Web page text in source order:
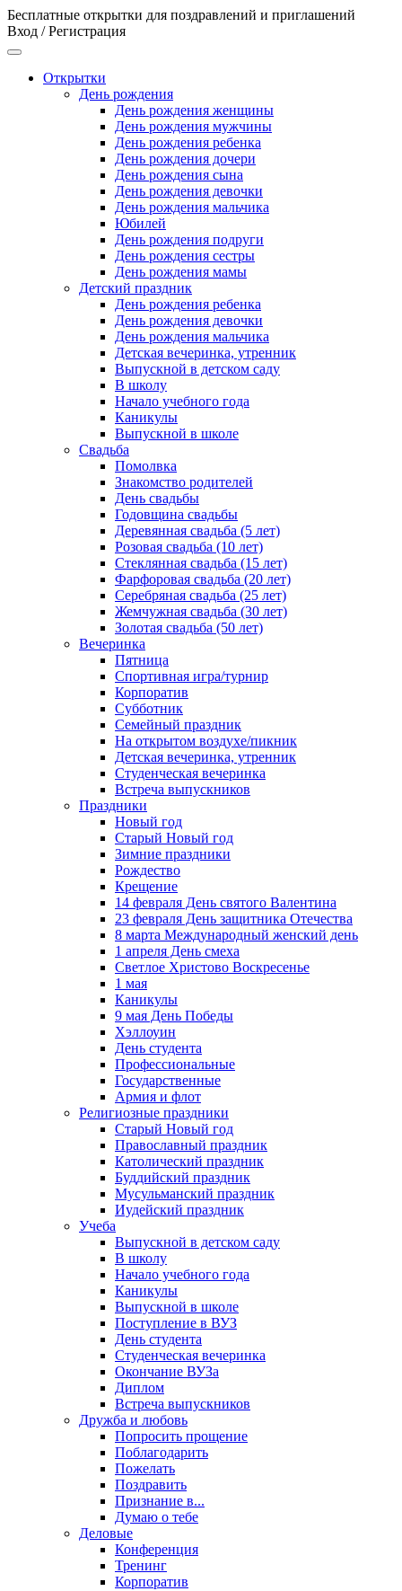
Бесплатные открытки для поздравлений и приглашений
Вход / Регистрация
Открытки
День рождения
День рождения женщины
День рождения мужчины
День рождения ребенка
День рождения дочери
День рождения сына
День рождения девочки
День рождения мальчика
Юбилей
День рождения подруги
День рождения сестры
День рождения мамы
Детский праздник
День рождения ребенка
День рождения девочки
День рождения мальчика
Детская вечеринка, утренник
Выпускной в детском саду
В школу
Начало учебного года
Каникулы
Выпускной в школе
Свадьба
Помолвка
Знакомство родителей
День свадьбы
Годовщина свадьбы
Деревянная свадьба (5 лет)
Розовая свадьба (10 лет)
Стеклянная свадьба (15 лет)
Фарфоровая свадьба (20 лет)
Серебряная свадьба (25 лет)
Жемчужная свадьба (30 лет)
Золотая свадьба (50 лет)
Вечеринка
Пятница
Спортивная игра/турнир
Корпоратив
Субботник
Семейный праздник
На открытом воздухе/пикник
Детская вечеринка, утренник
Студенческая вечеринка
Встреча выпускников
Праздники
Новый год
Старый Новый год
Зимние праздники
Рождество
Крещение
14 февраля День святого Валентина
23 февраля День защитника Отечества
8 марта Международный женский день
1 апреля День смеха
Светлое Христово Воскресенье
1 мая
Каникулы
9 мая День Победы
Хэллоуин
День студента
Профессиональные
Государственные
Армия и флот
Религиозные праздники
Старый Новый год
Православный праздник
Католический праздник
Буддийский праздник
Мусульманский праздник
Иудейский праздник
Учеба
Выпускной в детском саду
В школу
Начало учебного года
Каникулы
Выпускной в школе
Поступление в ВУЗ
День студента
Студенческая вечеринка
Окончание ВУЗа
Диплом
Встреча выпускников
Дружба и любовь
Попросить прощение
Поблагодарить
Пожелать
Поздравить
Признание в...
Думаю о тебе
Деловые
Конференция
Тренинг
Корпоратив